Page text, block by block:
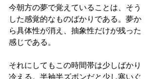
今朝方の夢で覚えていることは、そう
した感覚的なものばかりである。夢か
ら具体性が消え、抽象性だけが残った
感じである。
それにしてもこの時間帯は少しばかり
冷える。半袖半ズボンだと少し寒いぐ